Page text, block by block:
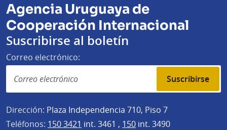
Agencia Uruguaya de
Cooperación Internacional
Suscribirse al boletín
Correo electrónico:
Suscribirse
Dirección: Plaza Independencia 710, Piso 7
Teléfonos: 150 3421 int. 3461 , 150 int. 3490